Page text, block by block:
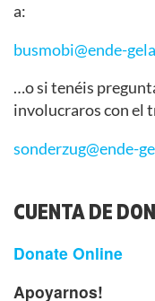
a:
busmobi@ende-
…o si tenéis
involucraros con el
sonderzug@ende-
CUENTA DE
Donate Online
Apoyarnos!